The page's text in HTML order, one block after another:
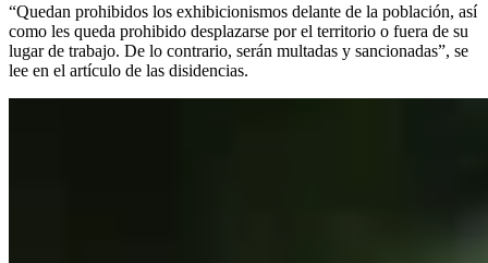
“Quedan prohibidos los exhibicionismos delante de la población, así
como les queda prohibido desplazarse por el territorio o fuera de su
lugar de trabajo. De lo contrario, serán multadas y sancionadas”, se
lee en el artículo de las disidencias.